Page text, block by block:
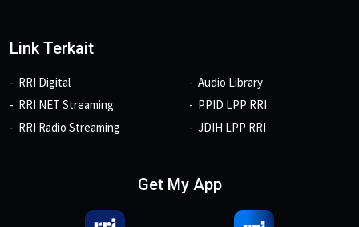
Link Terkait
RRI Digital
RRI NET Streaming
RRI Radio Streaming
Audio Library
PPID LPP RRI
JDIH LPP RRI
Get My App